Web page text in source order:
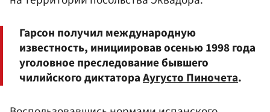
Гарсон получил международную
известность, инициировав осенью 1998 года
уголовное преследование бывшего
чилийского диктатораАугусто Пиночета.